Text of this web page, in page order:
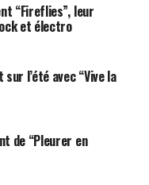
“Fireflies”, leur
et électro
l’été avec “Vive la
de “Pleurer en